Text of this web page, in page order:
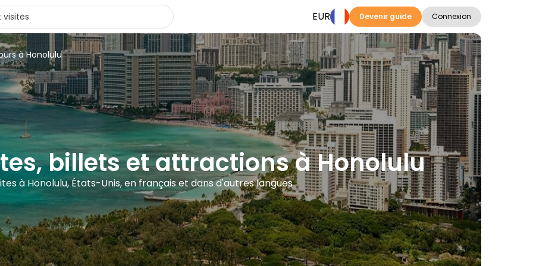
EUR Devenir guide Connexion
à Honolulu
billets et attractions à Honolulu
à Honolulu, États-Unis, en français et dans d'autres langues